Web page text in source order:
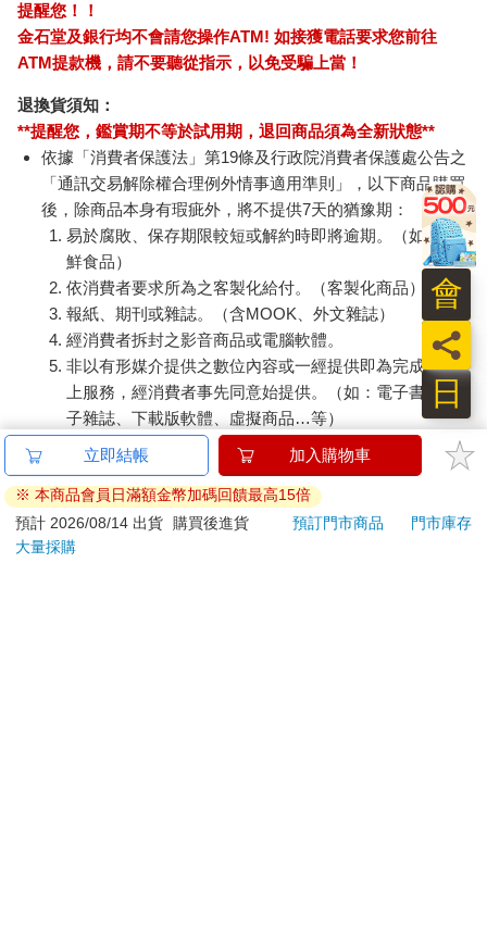
提醒您！！
金石堂及銀行均不會請您操作ATM! 如接獲電話要求您前往
ATM提款機，請不要聽從指示，以免受騙上當！
退換貨須知：
**提醒您，鑑賞期不等於試用期，退回商品須為全新狀態**
依據「消費者保護法」第19條及行政院消費者保護處公告之
「通訊交易解除權合理例外情事適用準則」，以下商品購買
後，除商品本身有瑕疵外，將不提供7天的猶豫期：
易於腐敗、保存期限較短或解約時即將逾期。（如：生
鮮食品）
依消費者要求所為之客製化給付。（客製化商品）
報紙、期刊或雜誌。（含MOOK、外文雜誌）
經消費者拆封之影音商品或電腦軟體。
非以有形媒介提供之數位內容或一經提供即為完成之線
上服務，經消費者事先同意始提供。（如：電子書、電
子雜誌、下載版軟體、虛擬商品…等）
已拆封之個人衛生用品。（如：內衣褲、刮鬍刀、除毛
刀…等）
若非上列種類商品，均享有到貨7天的猶豫期（含例假
日）。
辦理退換貨時，商品（組合商品恕無法接受單獨退貨）必須
立即結帳 加入購物車
※ 本商品會員日滿額金幣加碼回饋最高15倍
預計 2026/08/14 出貨
購買後進貨 預訂門市商品
門市庫存
大量採購
日
員
會